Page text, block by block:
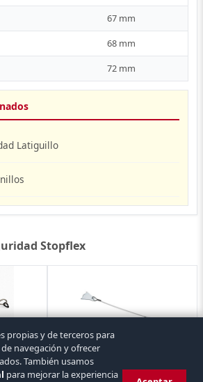
67 mm
68 mm
72 mm
Latiguillo
Stopflex
1 referencia
Protector Tornillos
7 referencias
propias y de terceros para
navegación y ofrecer
También usamos
para mejorar la experiencia